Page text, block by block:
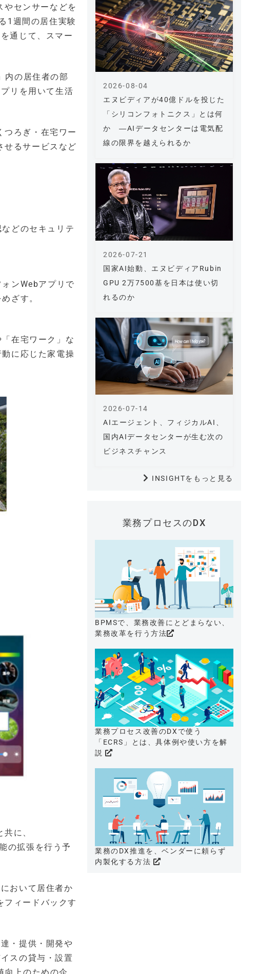
やセンサーなどを
1週間の居住実験
通じて、スマー
内の居住者の部
リを用いて生活
つろぎ・在宅ワー
せるサービスなど
どのセキュリテ
ンWebアプリで
ざす。
在宅ワーク」な
に応じた家電操
に、
の拡張を行う予
おいて居住者か
フィードバックす
・提供・開発や
スの貸与・設置
エヌビディアが40億ドルを投じた
「シリコンフォトニクス」とは何
か ―AIデータセンターは電気配
線の限界を越えられるか
2026-08-04
国家AI始動、エヌビディアRubin
GPU 2万7500基を日本は使い切
れるのか
2026-07-21
AIエージェント、フィジカルAI、
国内AIデータセンターが生む次の
ビジネスチャンス
2026-07-14
INSIGHTをもっと見る
業務プロセスのDX
BPMSで、業務改善にとどまらない、
業務改革を行う方法
業務プロセス改善のDXで使う
「ECRS」とは、具体例や使い方を解
説
業務のDX推進を、ベンダーに頼らず
内製化する方法